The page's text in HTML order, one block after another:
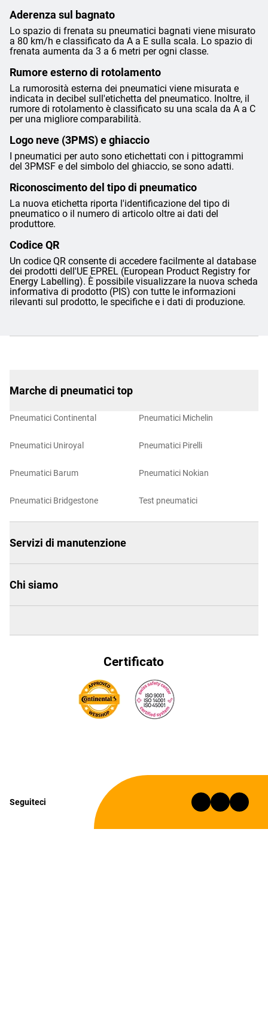
Aderenza sul bagnato
Lo spazio di frenata su pneumatici bagnati viene misurato
a 80 km/h e classificato da A a E sulla scala. Lo spazio di
frenata aumenta da 3 a 6 metri per ogni classe.
Rumore esterno di rotolamento
La rumorosità esterna dei pneumatici viene misurata e
indicata in decibel sull'etichetta del pneumatico. Inoltre, il
rumore di rotolamento è classificato su una scala da A a C
per una migliore comparabilità.
Logo neve (3PMS) e ghiaccio
I pneumatici per auto sono etichettati con i pittogrammi
del 3PMSF e del simbolo del ghiaccio, se sono adatti.
Riconoscimento del tipo di pneumatico
La nuova etichetta riporta l'identificazione del tipo di
pneumatico o il numero di articolo oltre ai dati del
produttore.
Codice QR
Un codice QR consente di accedere facilmente al database
dei prodotti dell'UE EPREL (European Product Registry for
Energy Labelling). È possibile visualizzare la nuova scheda
informativa di prodotto (PIS) con tutte le informazioni
rilevanti sul prodotto, le specifiche e i dati di produzione.
Marche di pneumatici top
Pneumatici Continental
Pneumatici Uniroyal
Pneumatici Barum
Pneumatici Bridgestone
Pneumatici Michelin
Pneumatici Pirelli
Pneumatici Nokian
Test pneumatici
Servizi di manutenzione
Chi siamo
Certificato
Seguiteci